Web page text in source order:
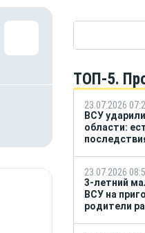
ТОП-5.
23.07.2026
ВСУ
области:
23.07.2026
3-летний
ВСУ на
родители